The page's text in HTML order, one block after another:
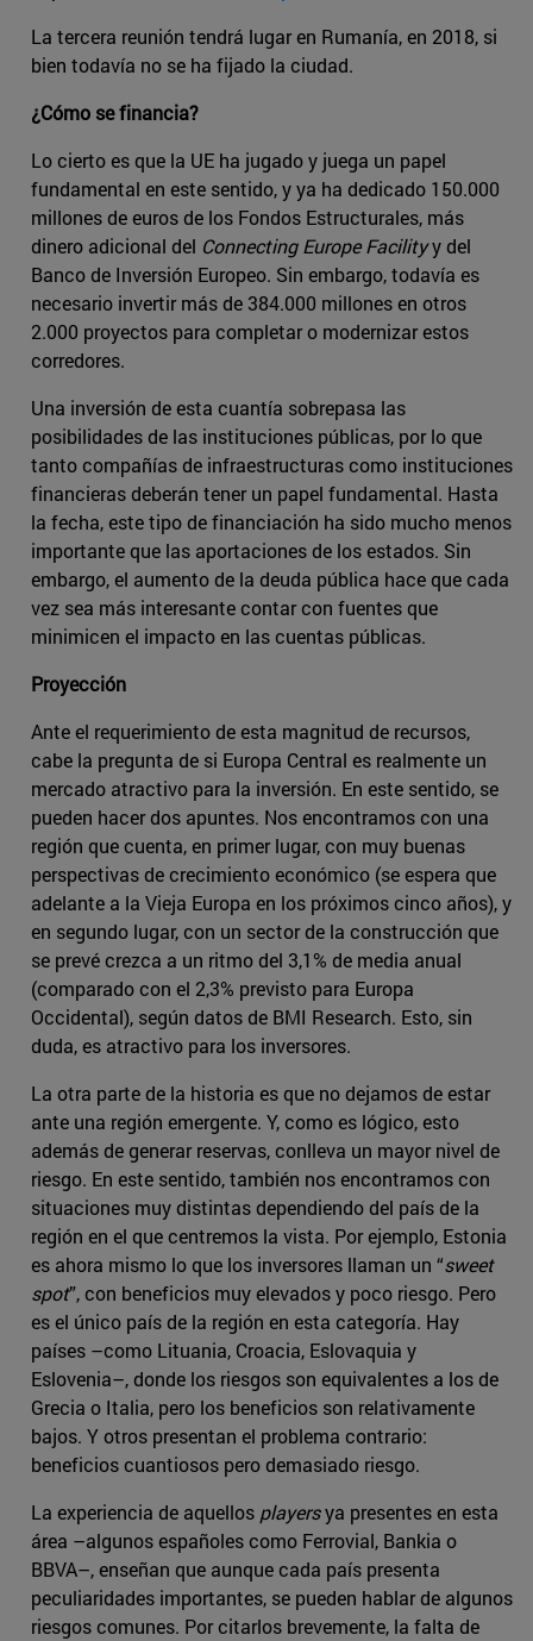
La tercera reunión tendrá lugar en Rumanía, en 2018, si
bien todavía no se ha fijado la ciudad.
¿Cómo se financia?
Lo cierto es que la UE ha jugado y juega un papel
fundamental en este sentido, y ya ha dedicado 150.000
millones de euros de los Fondos Estructurales, más
dinero adicional del Connecting Europe Facilityy del
Banco de Inversión Europeo. Sin embargo, todavía es
necesario invertir más de 384.000 millones en otros
2.000 proyectos para completar o modernizar estos
corredores.
Una inversión de esta cuantía sobrepasa las
posibilidades de las instituciones públicas, por lo que
tanto compañías de infraestructuras como instituciones
financieras deberán tener un papel fundamental. Hasta
la fecha, este tipo de financiación ha sido mucho menos
importante que las aportaciones de los estados. Sin
embargo, el aumento de la deuda pública hace que cada
vez sea más interesante contar con fuentes que
minimicen el impacto en las cuentas públicas.
Proyección
Ante el requerimiento de esta magnitud de recursos,
cabe la pregunta de si Europa Central es realmente un
mercado atractivo para la inversión. En este sentido, se
pueden hacer dos apuntes. Nos encontramos con una
región que cuenta, en primer lugar, con muy buenas
perspectivas de crecimiento económico (se espera que
adelante a la Vieja Europa en los próximos cinco años), y
en segundo lugar, con un sector de la construcción que
se prevé crezca a un ritmo del 3,1% de media anual
(comparado con el 2,3% previsto para Europa
Occidental), según datos de BMI Research. Esto, sin
duda, es atractivo para los inversores.
La otra parte de la historia es que no dejamos de estar
ante una región emergente. Y, como es lógico, esto
además de generar reservas, conlleva un mayor nivel de
riesgo. En este sentido, también nos encontramos con
situaciones muy distintas dependiendo del país de la
región en el que centremos la vista. Por ejemplo, Estonia
es ahora mismo lo que los inversores llaman un “sweet
spot”, con beneficios muy elevados y poco riesgo. Pero
es el único país de la región en esta categoría. Hay
países –como Lituania, Croacia, Eslovaquia y
Eslovenia–, donde los riesgos son equivalentes a los de
Grecia o Italia, pero los beneficios son relativamente
bajos. Y otros presentan el problema contrario:
beneficios cuantiosos pero demasiado riesgo.
La experiencia de aquellos playersya presentes en esta
área –algunos españoles como Ferrovial, Bankia o
BBVA–, enseñan que aunque cada país presenta
peculiaridades importantes, se pueden hablar de algunos
riesgos comunes. Por citarlos brevemente, la falta de